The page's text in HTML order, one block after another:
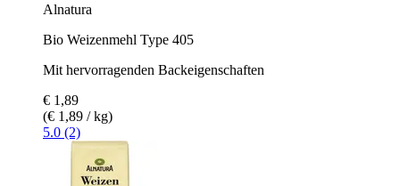
Alnatura
Bio Weizenmehl Type 405
Mit hervorragenden Backeigenschaften
€ 1,89
(€ 1,89 / kg)
5.0 (2)